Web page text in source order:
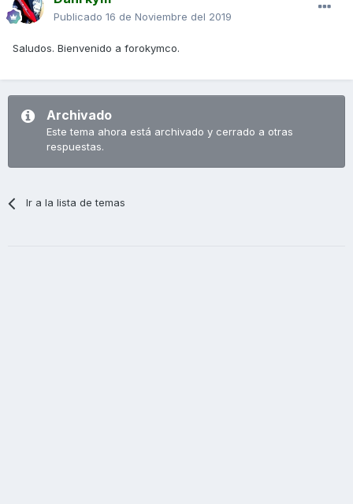
Publicado 16 de Noviembre del 2019
Saludos. Bienvenido a forokymco.
Archivado
Este tema ahora está archivado y cerrado a otras
respuestas.
Ir a la lista de temas